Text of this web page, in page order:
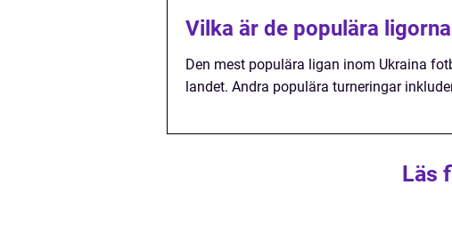
Vilka är de populära
Den mest populära ligan inom Ukraina
landet. Andra populära turneringar
Läs